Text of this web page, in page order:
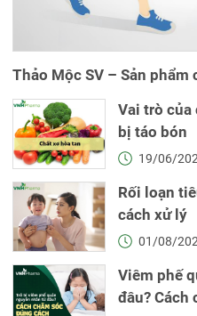
Thảo Mộc SV – Sản
Vai trò của
bị táo bón
19/06/
Rối loạn
cách xử lý
01/08/
Viêm phế
đâu? Cách